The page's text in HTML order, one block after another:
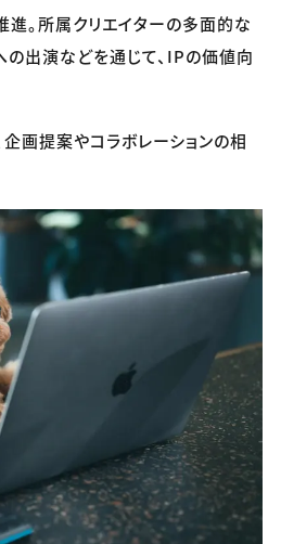
。所属クリエイターの多面的な
出演などを通じて、IPの価値向
画提案やコラボレーションの相